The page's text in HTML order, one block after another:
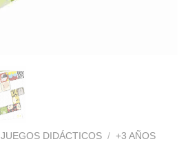
JUEGOS DIDÁCTICOS / +3 AÑOS